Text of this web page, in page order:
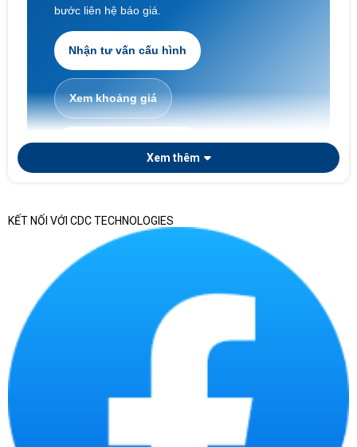
bước liên hệ báo giá.
Nhận tư vấn cấu hình
Xem khoảng giá
Laptop doanh nghiệp
Nếu doanh nghiệp cần chọn laptop theo phòng ban,
số lượng triển khai, tiêu chuẩn cấu hình, chứng từ
bàn giao và khả năng quản lý tài sản CNTT sau mua,
có thể tham khảo thêm bài viết chuyên sâu về
laptop doanh nghiệp. Trang này tập trung vào
danh mục laptop chính hãng nói chung, còn bài
chuyên sâu phù hợp hơn khi cần chuẩn hóa thiết bị
Xem thêm
KẾT NỐI VỚI CDC TECHNOLOGIES